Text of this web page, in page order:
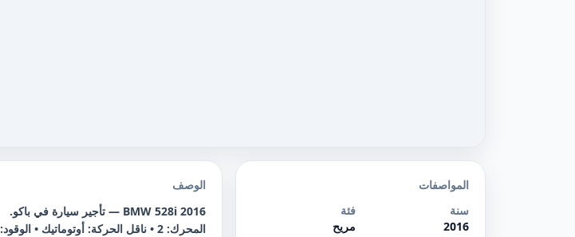
المواصفات
سنة
2016
فئة
مريح
الوصف
BMW 528i 2016 — تأجير سيارة في باكو.
المحرك: 2 • ناقل الحركة: أوتوماتيك • الوقود: